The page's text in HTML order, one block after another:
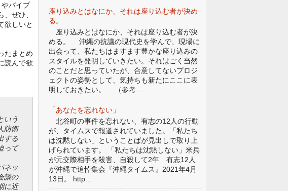
バイプ
ぜひ、
欲しいと
たまとめ
読んで欲
いう
防衛
する
って
ネッ
談の
に近
座り込みとはなにか、それは座り込む者が決め
る。
座り込みとはなにか、それは座り込む者が決
める。 沖縄の抗議の現代史を学んで、現場に
出会って、私たちはますます豊かな座り込みの
スタイルを発明していきたい。それはごく当然
のことだと思っていたが、合意してないプロジ
ェクトの姿勢として、気持ちも新たにここに表
明しておきたい。 （参考...
「あなたを忘れない」
北谷町の事件を忘れない、有志の12人の行動
が、タイムスで報道されていました。「私たち
は沈黙しない」ということばが見出しで取り上
げられています。 「私たちは沈黙しない」米兵
が元交際相手を殺害、自殺して2年 有志12人
が沖縄で追悼集会『沖縄タイムス』2021年4月
13日。 http...